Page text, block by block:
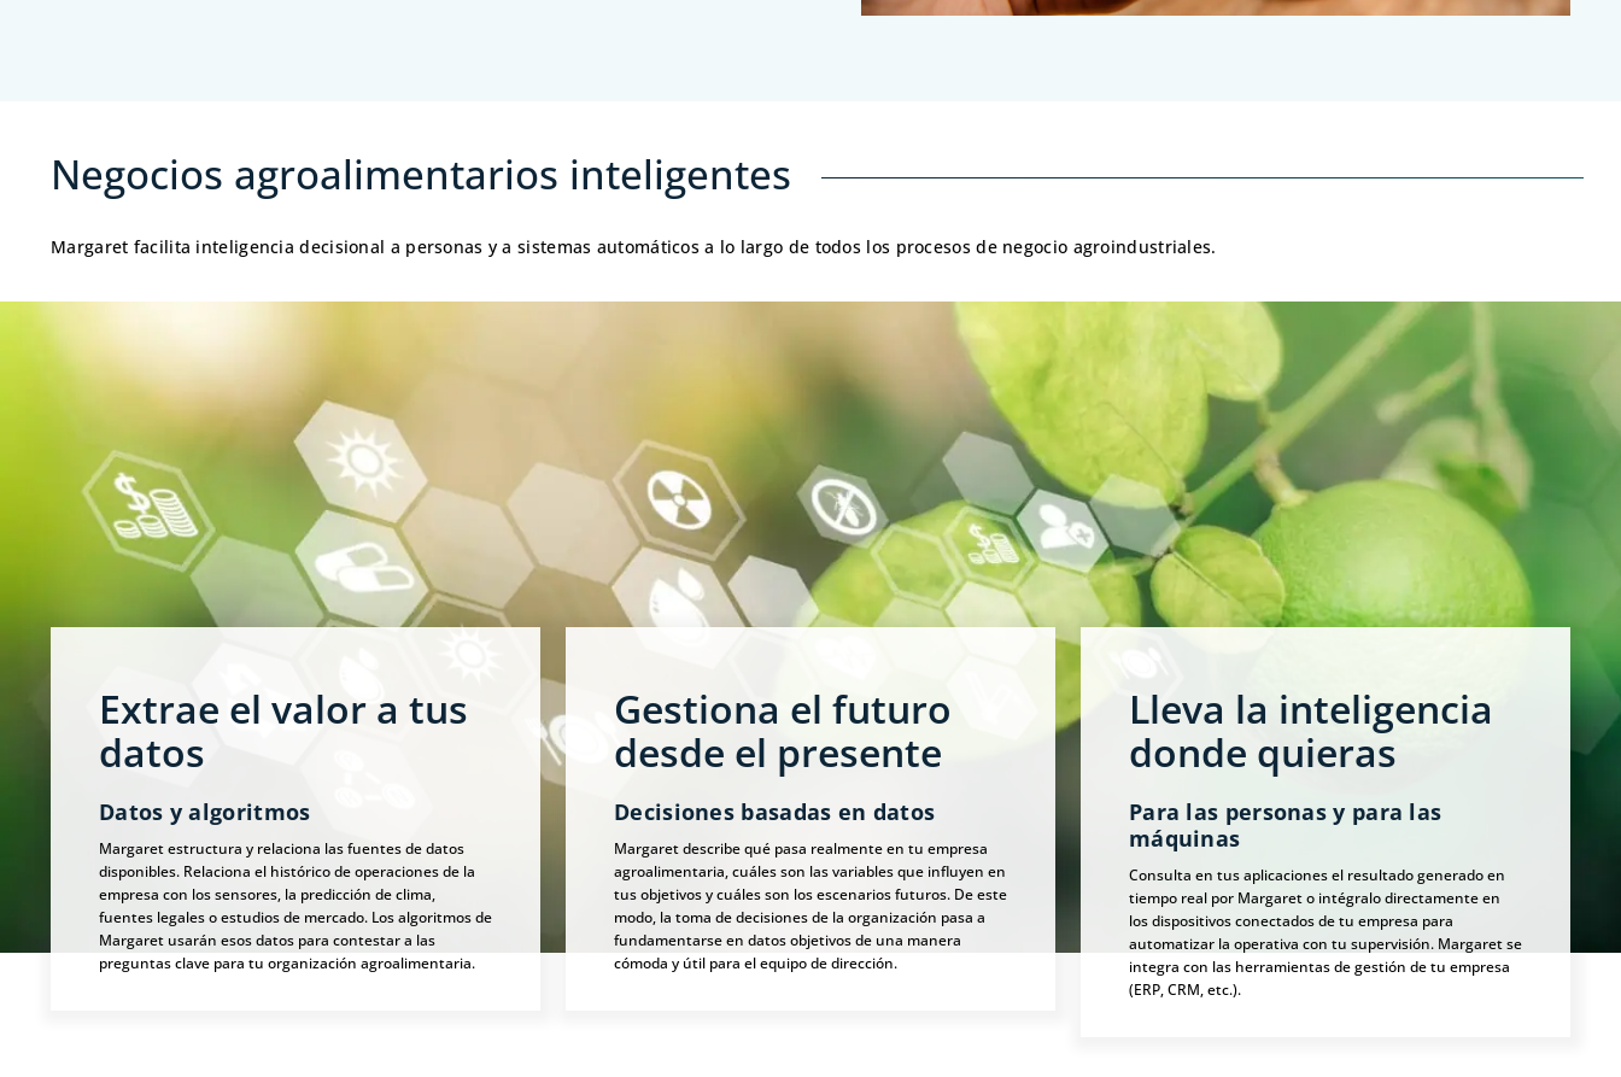
Negocios agroalimentarios inteligentes
Margaret facilita inteligencia decisional a personas y a sistemas automáticos a lo largo de todos los procesos de negocio agroindustriales.
Extrae el valor a tus
datos
Datos y algoritmos
Margaret estructura y relaciona las fuentes de datos
disponibles. Relaciona el histórico de operaciones de la
empresa con los sensores, la predicción de clima,
fuentes legales o estudios de mercado. Los algoritmos de
Margaret usarán esos datos para contestar a las
preguntas clave para tu organización agroalimentaria.
Gestiona el futuro
desde el presente
Decisiones basadas en datos
Margaret describe qué pasa realmente en tu empresa
agroalimentaria, cuáles son las variables que influyen en
tus objetivos y cuáles son los escenarios futuros. De este
modo, la toma de decisiones de la organización pasa a
fundamentarse en datos objetivos de una manera
cómoda y útil para el equipo de dirección.
Lleva la inteligencia
donde quieras
Para las personas y para las
máquinas
Consulta en tus aplicaciones el resultado generado en
tiempo real por Margaret o intégralo directamente en
los dispositivos conectados de tu empresa para
automatizar la operativa con tu supervisión. Margaret se
integra con las herramientas de gestión de tu empresa
(ERP, CRM, etc.).